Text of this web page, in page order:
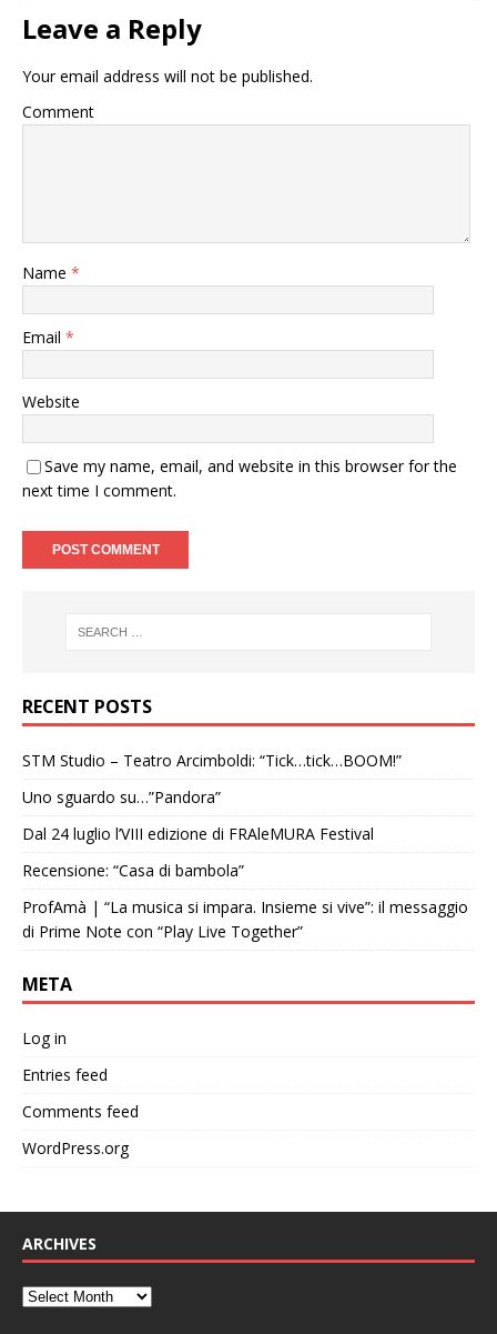
Leave a Reply
Your email address will not be published.
Comment
Name *
Email *
Website
Save my name, email, and website in this browser for the
next time I comment.
RECENT POSTS
STM Studio – Teatro Arcimboldi: “Tick…tick…BOOM!”
Uno sguardo su…”Pandora”
Dal 24 luglio l’VIII edizione di FRAleMURA Festival
Recensione: “Casa di bambola”
ProfAmà | “La musica si impara. Insieme si vive”: il messaggio
di Prime Note con “Play Live Together”
META
Log in
Entries feed
Comments feed
WordPress.org
ARCHIVES